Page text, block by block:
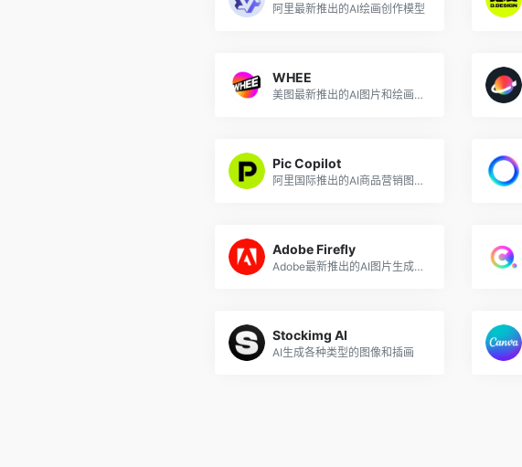
阿里最新推出的AI绘画创作模型
WHEE
美图最新推出的AI图片和绘画创作生成平台
Pic Copilot
阿里国际推出的AI商品营销图工具
Adobe Firefly
Adobe最新推出的AI图片生成工具
Stockimg AI
AI生成各种类型的图像和插画